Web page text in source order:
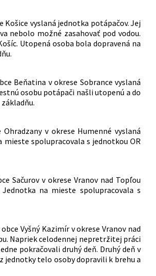
Košice vyslaná jednotka potápačov. Jej
nebolo možné zasahovať pod vodou.
Utopená osoba bola dopravená na
Beňatina v okrese Sobrance vyslaná
osobu potápači našli utopenú a do
v okrese Humenné vyslaná
spolupracovala s jednotkou OR
Sačurov v okrese Vranov nad Topľou
na mieste spolupracovala s
Vyšný Kazimír v okrese Vranov nad
Napriek celodennej nepretržitej práci
pokračovali druhý deň. Druhý deň v
jednotky telo osoby dopravili k brehu a